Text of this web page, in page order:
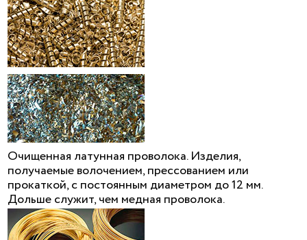
Очищенная латунная проволока. Изделия,
получаемые волочением, прессованием или
прокаткой, с постоянным диаметром до 12 мм.
Дольше служит, чем медная проволока.